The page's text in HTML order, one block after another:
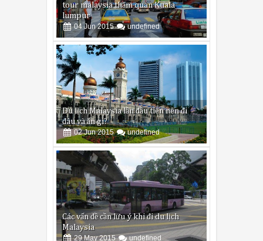
tour malaysia thăm quan Kuala
lumpur
04 Jun 2015 undefined
Du lịch Malaysia lần đầu tiên nên đi
đâu và ăn gì?
02 Jun 2015 undefined
Các vấn đề cần lưu ý khi đi du lịch
Malaysia
29 May 2015 undefined